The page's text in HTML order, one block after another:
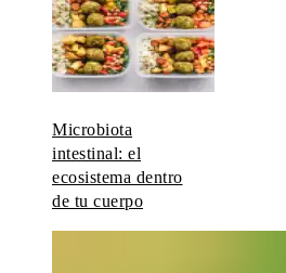
Microbiota
intestinal: el
ecosistema dentro
de tu cuerpo